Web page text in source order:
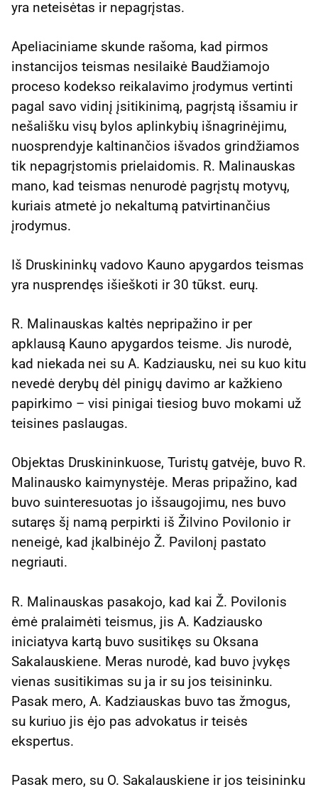
yra neteisėtas ir nepagrįstas.
Apeliaciniame skunde rašoma, kad pirmos
instancijos teismas nesilaikė Baudžiamojo
proceso kodekso reikalavimo įrodymus vertinti
pagal savo vidinį įsitikinimą, pagrįstą išsamiu ir
nešališku visų bylos aplinkybių išnagrinėjimu,
nuosprendyje kaltinančios išvados grindžiamos
tik nepagrįstomis prielaidomis. R. Malinauskas
mano, kad teismas nenurodė pagrįstų motyvų,
kuriais atmetė jo nekaltumą patvirtinančius
įrodymus.
Iš Druskininkų vadovo Kauno apygardos teismas
yra nusprendęs išieškoti ir 30 tūkst. eurų.
R. Malinauskas kaltės nepripažino ir per
apklausą Kauno apygardos teisme. Jis nurodė,
kad niekada nei su A. Kadziausku, nei su kuo kitu
nevedė derybų dėl pinigų davimo ar kažkieno
papirkimo – visi pinigai tiesiog buvo mokami už
teisines paslaugas.
Objektas Druskininkuose, Turistų gatvėje, buvo R.
Malinausko kaimynystėje. Meras pripažino, kad
buvo suinteresuotas jo išsaugojimu, nes buvo
sutaręs šį namą perpirkti iš Žilvino Povilonio ir
neneigė, kad įkalbinėjo Ž. Pavilonį pastato
negriauti.
R. Malinauskas pasakojo, kad kai Ž. Povilonis
ėmė pralaimėti teismus, jis A. Kadziausko
iniciatyva kartą buvo susitikęs su Oksana
Sakalauskiene. Meras nurodė, kad buvo įvykęs
vienas susitikimas su ja ir su jos teisininku.
Pasak mero, A. Kadziauskas buvo tas žmogus,
su kuriuo jis ėjo pas advokatus ir teisės
ekspertus.
Pasak mero, su O. Sakalauskiene ir jos teisininku